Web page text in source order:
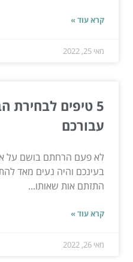
קרא עוד »
מאי 25, 2022
5 טיפים
עבורכם
לא פעם הרחתם בושם על
בעינכם והיה נעים מאד
התזתם אות שאותו...
קרא עוד »
מאי 26, 2022